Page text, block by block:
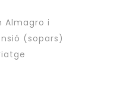
i
(sopars)